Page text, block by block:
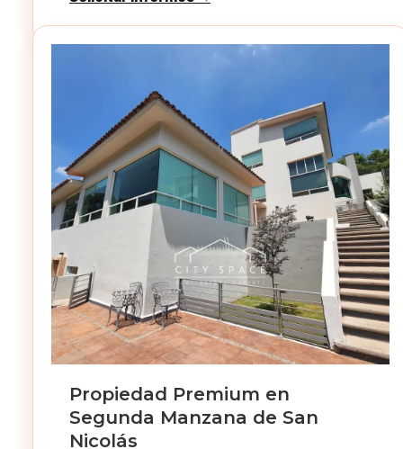
Propiedad Premium en
Segunda Manzana de San
Nicolás